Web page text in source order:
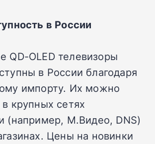
в России
QD-OLED телевизоры
в России благодаря
импорту. Их можно
крупных сетях
(например, М.Видео, DNS)
Цены на новинки